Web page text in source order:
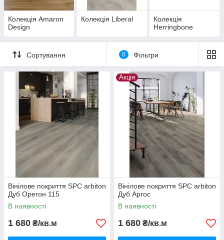
Колекція Amaron
Design
Колекція Liberal
Колекція
Herringbone
Сортування 0 Фільтри
Вінілове покриття SPC arbiton
Дуб Орегон 115
В наявності
1 680 ₴/кв.м
Акція
Вінілове покриття SPC arbiton
Дуб Аргос
В наявності
1 680 ₴/кв.м